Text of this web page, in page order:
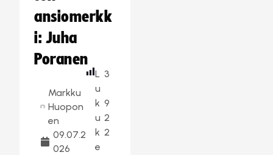
ansiomerkk
i: Juha
Poranen
Markku
Huopon
en
09.07.2
026
L
u
k
u
k
e
3
9
2
2